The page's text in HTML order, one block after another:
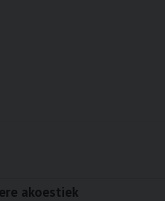
akoestiek